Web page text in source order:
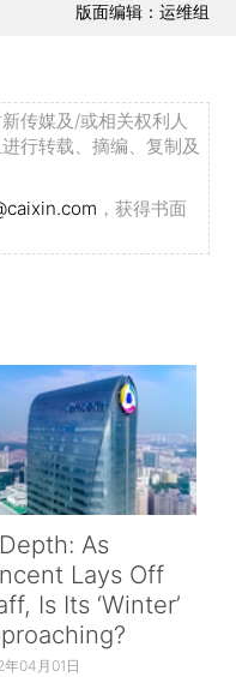
版面编辑：运维组
传媒及/或相关权利人
行转载、摘编、复制及
，获得书面
As
Lays Off
Is Its ‘Winter’
年04月01日